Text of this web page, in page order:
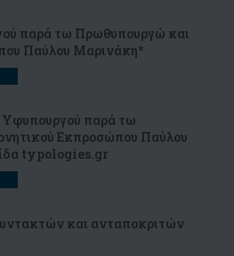
παρά τω Πρωθυπουργώ και
Παύλου Μαρινάκη*
Υφυπουργού παρά τω
Εκπροσώπου Παύλου
typologies.gr
και ανταποκριτών